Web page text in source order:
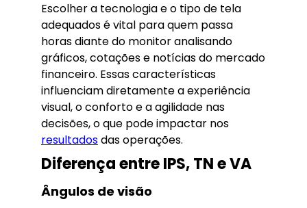
Escolher a tecnologia e o tipo de tela
adequados é vital para quem passa
horas diante do monitor analisando
gráficos, cotações e notícias do mercado
financeiro. Essas características
influenciam diretamente a experiência
visual, o conforto e a agilidade nas
decisões, o que pode impactar nos
resultadosdas operações.
Diferença entre IPS, TN e VA
Ângulos de visão